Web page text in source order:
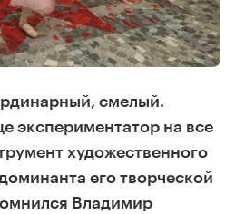
смелый.
экспериментатор на все
художественного
его творческой
Владимир